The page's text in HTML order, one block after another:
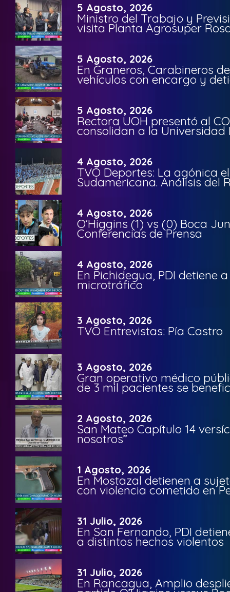
5 Agosto, 2026
Ministro del Trabajo y
visita Planta Agrosuper
5 Agosto, 2026
En Graneros, Carabineros
vehículos con encargo y
5 Agosto, 2026
Rectora UOH presentó al
consolidan a la Universidad
4 Agosto, 2026
TVO Deportes: La agónica
Sudamericana. Análisis del
4 Agosto, 2026
O’Higgins (1) vs (0) Boca
Conferencias de Prensa
4 Agosto, 2026
En Pichidegua, PDI detiene
microtráfico
3 Agosto, 2026
TVO Entrevistas: Pía Castro
3 Agosto, 2026
Gran operativo médico
de 3 mil pacientes se
2 Agosto, 2026
San Mateo Capítulo 14
nosotros”
1 Agosto, 2026
En Mostazal detienen a
con violencia cometido en
31 Julio, 2026
En San Fernando, PDI
a distintos hechos violentos
31 Julio, 2026
En Rancagua, Amplio